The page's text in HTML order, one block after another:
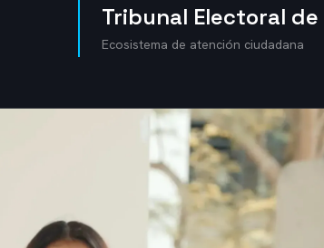
Tribunal Electoral de
Ecosistema de atención ciudadana